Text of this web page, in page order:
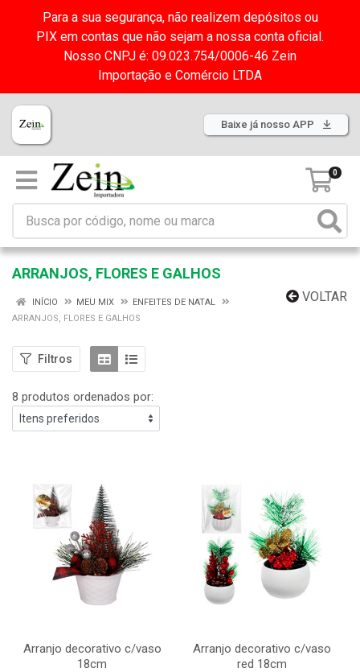
Para a sua segurança, não realizem depósitos ou
PIX em contas que não sejam a nossa conta oficial.
Nosso CNPJ é: 09.023.754/0006-46 Zein
Importação e Comércio LTDA
Baixe já nosso APP
0
ARRANJOS, FLORES E GALHOS
VOLTAR
INÍCIO MEU MIX
ENFEITES DE NATAL
ARRANJOS, FLORES E GALHOS
Filtros
8 produtos ordenados por:
Arranjo decorativo c/vaso
18cm
Arranjo decorativo c/vaso
red 18cm